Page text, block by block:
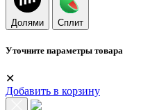
Долями Сплит
Уточните параметры товара
✕
Добавить в корзину